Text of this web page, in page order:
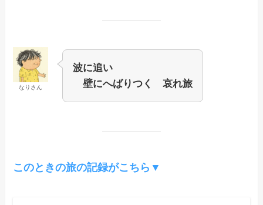
なりさん
波に追い
壁にへばりつく 哀れ旅
このときの旅の記録がこちら▼